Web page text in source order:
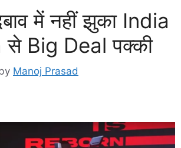
में नहीं झुका India
से Big Deal पक्की
Manoj Prasad